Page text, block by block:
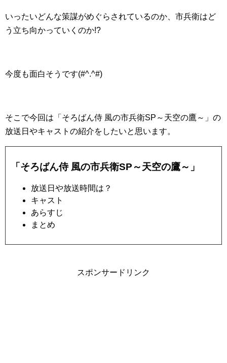
いったいどんな策謀がめぐらされているのか、市兵衛はど
う立ち向かっていくのか!?
今度も面白そうです(#^.^#)
そこで今回は「そろばん侍 風の市兵衛SP～天空の鷹～」の
放送日やキャストの紹介をしたいと思います。
「そろばん侍 風の市兵衛SP～天空の鷹～」
放送日や放送時間は？
キャスト
あらすじ
まとめ
スポンサードリンク